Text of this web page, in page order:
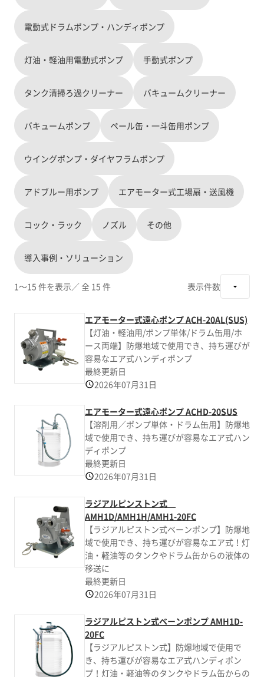
電動式ドラムポンプ・ハンディポンプ
灯油・軽油用電動式ポンプ 手動式ポンプ
タンク清掃ろ過クリーナー バキュームクリーナー
バキュームポンプ ペール缶・一斗缶用ポンプ
ウイングポンプ・ダイヤフラムポンプ
アドブルー用ポンプ エアモーター式工場扇・送風機
コック・ラック ノズル その他
導入事例・ソリューション
1～15 件を表示／ 全 15 件 表示件数
エアモーター式遠心ポンプ ACH-20AL(SUS)
【灯油・軽油用/ポンプ単体/ドラム缶用/ホ
ース両端】防爆地域で使用でき、持ち運びが
容易なエア式ハンディポンプ
最終更新日
2026年07月31日
エアモーター式遠心ポンプ ACHD-20SUS
【溶剤用／ポンプ単体・ドラム缶用】防爆地
域で使用でき、持ち運びが容易なエア式ハン
ディポンプ
最終更新日
2026年07月31日
ラジアルピンストン式
AMH1D/AMH1H/AMH1-20FC
【ラジアルピストン式ベーンポンプ】防爆地
域で使用でき、持ち運びが容易なエア式！灯
油・軽油等のタンクやドラム缶からの液体の
移送に
最終更新日
2026年07月31日
ラジアルピストン式ベーンポンプ AMH1D-
20FC
【ラジアルピストン式】防爆地域で使用で
き、持ち運びが容易なエア式ハンディポン
プ！灯油・軽油等のタンクやドラム缶からの